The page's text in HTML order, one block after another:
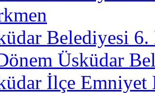
Belediyesi 6.
Üsküdar
İlçe